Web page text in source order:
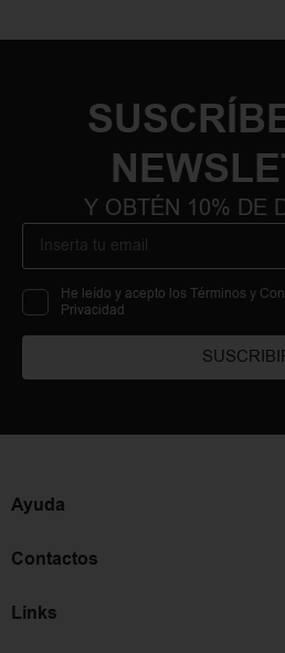
Y OBTÉN 10% DE
He leído y acepto los Términos y
Privacidad
Ayuda
Contactos
Links